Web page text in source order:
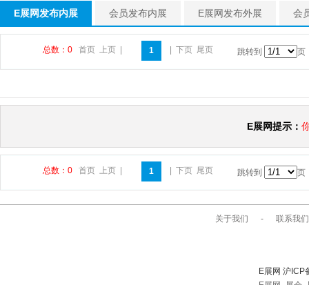
E展网发布内展 会员发布内展 E展网发布外展 会
总数：0 首页 上页 1 下页 尾页 跳转到 页
E展网提示：
总数：0 首页 上页 1 下页 尾页 跳转到 页
关于我们 - 联系我们
E展网 沪